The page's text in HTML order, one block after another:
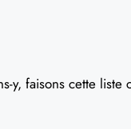
faisons cette liste